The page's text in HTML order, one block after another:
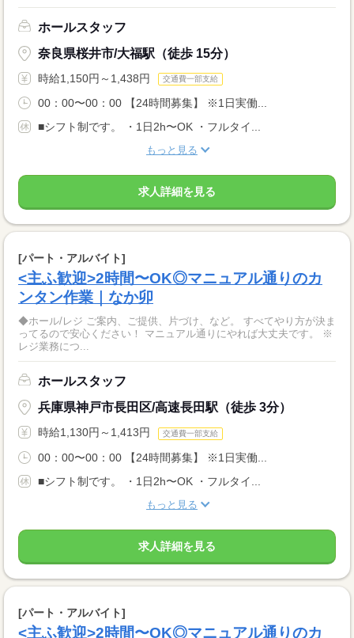
ホールスタッフ
奈良県桜井市/大福駅（徒歩 15分）
時給1,150円～1,438円 交通費一部支給
00：00〜00：00 【24時間募集】 ※1日実働...
■シフト制です。 ・1日2h〜OK ・フルタイ...
もっと見る
求人詳細を見る
[パート・アルバイト]
<主ふ歓迎>2時間〜OK◎マニュアル通りのカ
ンタン作業｜なか卯
◆ホール/レジ ご案内、ご提供、片づけ、など。 すべてやり方が決ま
ってるので安心ください！ マニュアル通りにやれば大丈夫です。 ※
レジ業務につ...
ホールスタッフ
兵庫県神戸市長田区/高速長田駅（徒歩 3分）
時給1,130円～1,413円 交通費一部支給
00：00〜00：00 【24時間募集】 ※1日実働...
■シフト制です。 ・1日2h〜OK ・フルタイ...
もっと見る
求人詳細を見る
[パート・アルバイト]
<主ふ歓迎>2時間〜OK◎マニュアル通りのカ